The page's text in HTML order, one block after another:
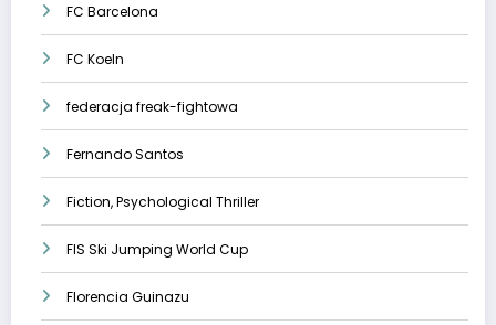
FC Barcelona
FC Koeln
federacja freak-fightowa
Fernando Santos
Fiction, Psychological Thriller
FIS Ski Jumping World Cup
Florencia Guinazu